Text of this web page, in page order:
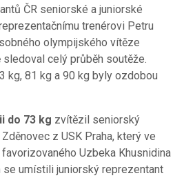
ČR seniorské a juniorské
trenérovi Petru
olympijského vítěze
celý průběh soutěže.
kg, 81 kg a 90 kg byly ozdobou
do 73 kg zvítězil seniorský
z USK Praha, který ve
Uzbeka Khusnidina
se umístili juniorský reprezentant